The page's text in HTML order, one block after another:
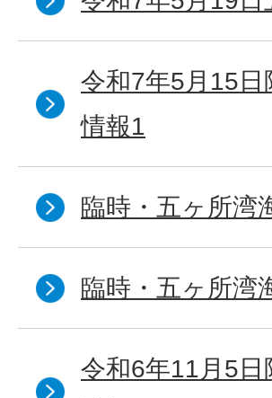
令和7年5月15
情報1
臨時・五ヶ所湾
臨時・五ヶ所湾
令和6年11月5